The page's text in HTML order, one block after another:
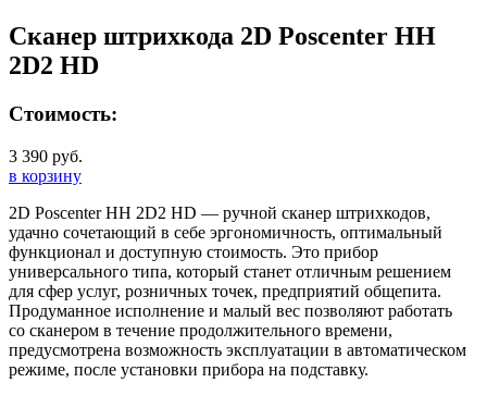
Сканер штрихкода 2D Poscenter HH
2D2 HD
Стоимость:
3 390 руб.
в корзину
2D Poscenter HH 2D2 HD — ручной сканер штрихкодов,
удачно сочетающий в себе эргономичность, оптимальный
функционал и доступную стоимость. Это прибор
универсального типа, который станет отличным решением
для сфер услуг, розничных точек, предприятий общепита.
Продуманное исполнение и малый вес позволяют работать
со сканером в течение продолжительного времени,
предусмотрена возможность эксплуатации в автоматическом
режиме, после установки прибора на подставку.